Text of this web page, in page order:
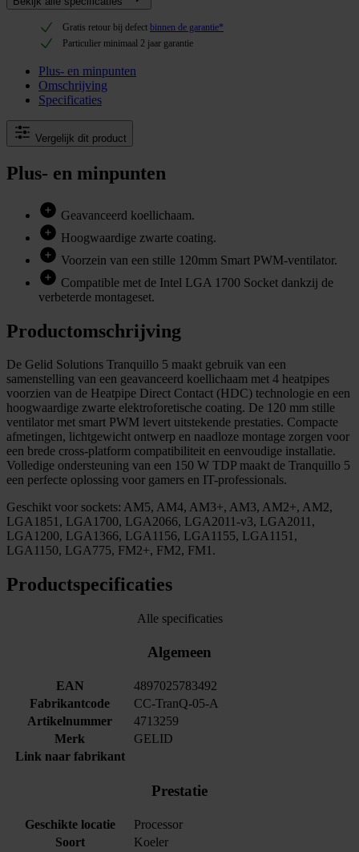
Gratis retour bij defect binnen de garantie*
Particulier minimaal 2 jaar garantie
Plus- en minpunten
Omschrijving
Specificaties
Vergelijk dit product
Plus- en minpunten
Geavanceerd koellichaam.
Hoogwaardige zwarte coating.
Voorzein van een stille 120mm Smart PWM-ventilator.
Compatible met de Intel LGA 1700 Socket dankzij de
verbeterde montageset.
Productomschrijving
De Gelid Solutions Tranquillo 5 maakt gebruik van een
samenstelling van een geavanceerd koellichaam met 4 heatpipes
voorzien van de Heatpipe Direct Contact (HDC) technologie en een
hoogwaardige zwarte elektroforetische coating. De 120 mm stille
ventilator met smart PWM levert uitstekende prestaties. Compacte
afmetingen, lichtgewicht ontwerp en naadloze montage zorgen voor
een brede cross-platform compatibiliteit en eenvoudige installatie.
Volledige ondersteuning van een 150 W TDP maakt de Tranquillo 5
een perfecte oplossing voor gamers en IT-professionals.
Geschikt voor sockets: AM5, AM4, AM3+, AM3, AM2+, AM2,
LGA1851, LGA1700, LGA2066, LGA2011-v3, LGA2011,
LGA1200, LGA1366, LGA1156, LGA1155, LGA1151,
LGA1150, LGA775, FM2+, FM2, FM1.
Productspecificaties
Alle specificaties
Algemeen
EAN
4897025783492
Fabrikantcode
CC-TranQ-05-A
Artikelnummer
4713259
Merk
GELID
Link naar fabrikant
Prestatie
Geschikte locatie
Processor
Soort
Koeler